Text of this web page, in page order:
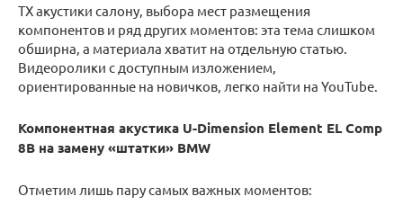
ТХ акустики салону, выбора мест размещения
компонентов и ряд других моментов: эта тема слишком
обширна, а материала хватит на отдельную статью.
Видеоролики с доступным изложением,
ориентированные на новичков, легко найти на YouTube.
Компонентная акустика U-Dimension Element EL Comp
8B на замену «штатки» BMW
Отметим лишь пару самых важных моментов: